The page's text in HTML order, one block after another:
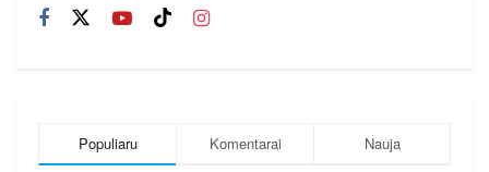
Populiaru Komentarai Nauja